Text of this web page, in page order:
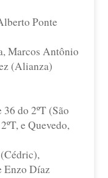
Ponte
Marcos Antônio
(Alianza)
do 2ºT (São
e Quevedo,
Enzo Díaz